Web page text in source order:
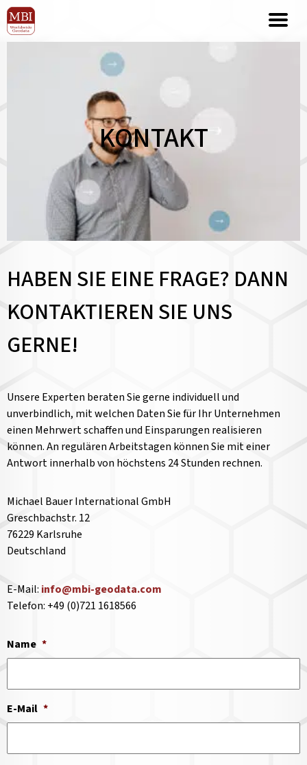
KONTAKT
HABEN SIE EINE FRAGE? DANN
KONTAKTIEREN SIE UNS
GERNE!
Unsere Experten beraten Sie gerne individuell und
unverbindlich, mit welchen Daten Sie für Ihr Unternehmen
einen Mehrwert schaffen und Einsparungen realisieren
können. An regulären Arbeitstagen können Sie mit einer
Antwort innerhalb von höchstens 24 Stunden rechnen.
Michael Bauer International GmbH
Greschbachstr. 12
76229 Karlsruhe
Deutschland
E-Mail: info@mbi-geodata.com
Telefon: +49 (0)721 1618566
Name *
E-Mail *